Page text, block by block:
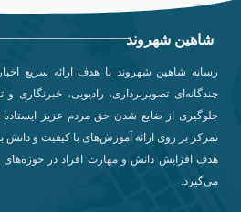
شاهین شهروند
رسانه شاهین شهروند با هدف ارائه سریع
چندگانه‌ای تصویربرداری، رادیویی، خبرنگاری و
جلوگیری از ضایع شدن حق مردم عزیز
تمرکز بر روی ارائه آموزش‌های با کیفیت و دانش
هدف افزایش دانش و مهارت افراد در حوزه‌های
می‌گیرد.